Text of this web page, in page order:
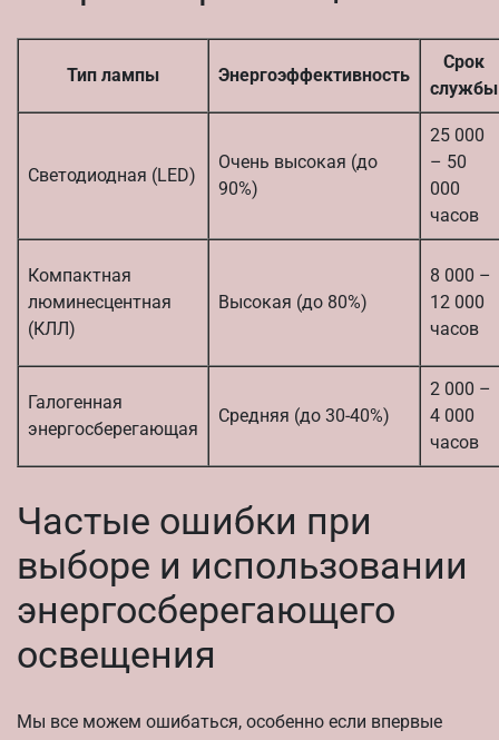
Тип лампы Энергоэффективность
Срок
службы
Светодиодная (LED)
Очень высокая (до
90%)
25 000
– 50
000
часов
Компактная
люминесцентная
(КЛЛ)
Высокая (до 80%)
8 000 –
12 000
часов
Галогенная
энергосберегающая
Средняя (до 30-40%)
2 000 –
4 000
часов
Частые ошибки при
выборе и использовании
энергосберегающего
освещения
Мы все можем ошибаться, особенно если впервые